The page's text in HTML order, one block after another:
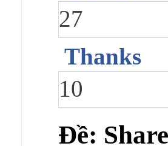
27
Thanks
10
Ðề: